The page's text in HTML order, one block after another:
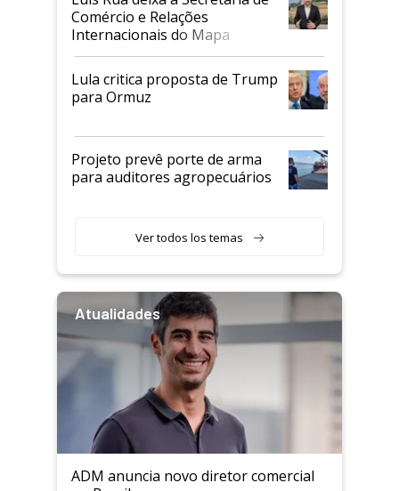
Comércio e Relações
Internacionais do Mapa
Lula critica proposta de Trump
para Ormuz
Projeto prevê porte de arma
para auditores agropecuários
Ver todos los temas
Atualidades
ADM anuncia novo diretor comercial